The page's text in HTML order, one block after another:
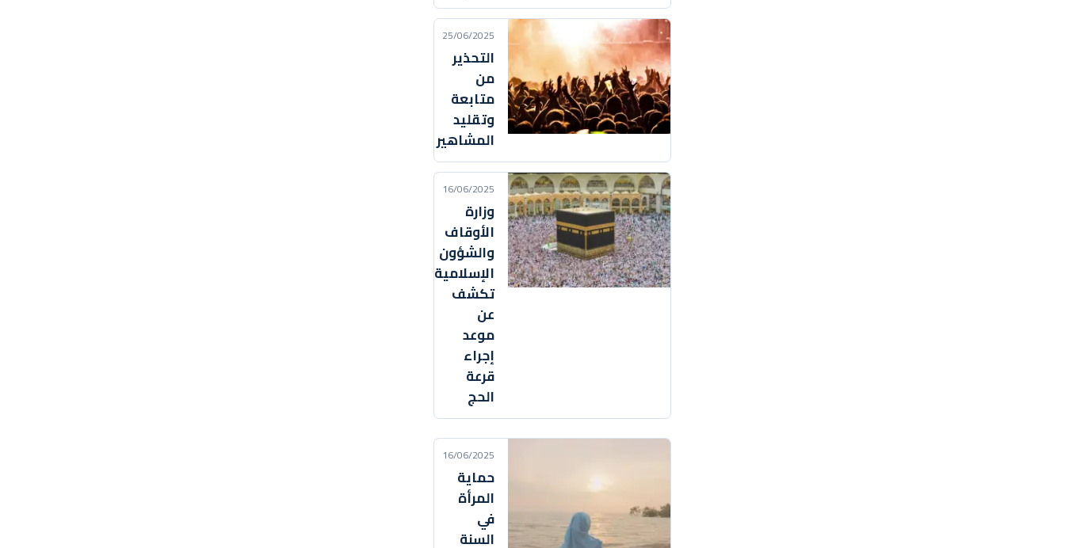
25/06/2025
التحذير
من
متابعة
وتقليد
المشاهير
16/06/2025
وزارة
الأوقاف
والشؤون
الإسلامية
تكشف
عن
موعد
إجراء
قرعة
الحج
16/06/2025
حماية
المرأة
في
السنة